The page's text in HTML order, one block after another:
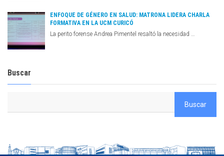
ENFOQUE DE GÉNERO EN SALUD: MATRONA LIDERA CHARLA
FORMATIVA EN LA UCM CURICÓ
La perito forense Andrea Pimentel resaltó la necesidad …
Buscar